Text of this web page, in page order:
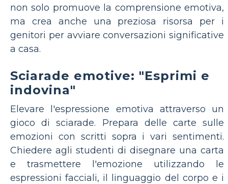
non solo promuove la comprensione emotiva,
ma crea anche una preziosa risorsa per i
genitori per avviare conversazioni significative
a casa.
Sciarade emotive: "Esprimi e
indovina"
Elevare l'espressione emotiva attraverso un
gioco di sciarade. Prepara delle carte sulle
emozioni con scritti sopra i vari sentimenti.
Chiedere agli studenti di disegnare una carta
e trasmettere l'emozione utilizzando le
espressioni facciali, il linguaggio del corpo e i